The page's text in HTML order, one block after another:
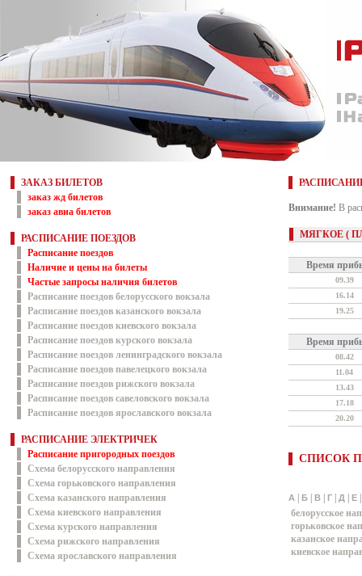
ЗАКАЗ БИЛЕТОВ
заказ жд билетов
заказ авиа билетов
РАСПИСАНИЕ ПОЕЗДОВ
Расписание поездов
Наличие и цены на билеты
Частые запросы наличия билетов
Расписание поездов белорусского вокзала
Расписание поездов казанского вокзала
Расписание поездов киевского вокзала
Расписание поездов курского вокзала
Расписание поездов ленинградского вокзала
Расписание поездов павелецкого вокзала
Расписание поездов рижского вокзала
Расписание поездов савеловского вокзала
Расписание поездов ярославского вокзала
РАСПИСАНИЕ ЭЛЕКТРИЧЕК
Расписание пригородных поездов
Схема белорусского направления
Схема горьковского направления
Схема казанского направления
Схема киевского направления
Схема курского направления
Схема рижского направления
Схема ярославского направления
Внимание! В
МЯГКОЕ (
Время
09.39
16.14
19.25
Время
08.42
11.04
13.43
17.18
20.20
СПИСОК
А Б В Г Д Е
белорусское
горьковское
казанское
киевское